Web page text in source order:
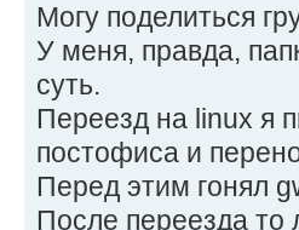
Могу поделиться
У меня, правда,
суть.
Переезд на linux я
постофиса и
Перед этим гонял
После переезда то